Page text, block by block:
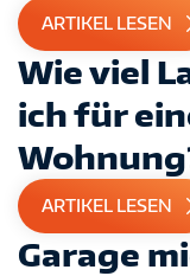
ARTIKEL LESEN
Wie viel
ich für
ARTIKEL LESEN
Garage